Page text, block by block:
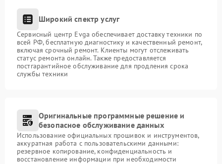
Широкий спектр услуг
Сервисный центр Evga обеспечивает доставку техники по
всей РФ, бесплатную диагностику и качественный ремонт,
включая срочный ремонт. Клиенты могут отслеживать
статус ремонта онлайн. Также предоставляется
постгарантийное обслуживание для продления срока
службы техники
Оригинальные программные решение и
безопасное обслуживание данных
Использование официальных прошивок и инструментов,
аккуратная работа с пользовательскими данными:
резервное копирование, конфиденциальность и
восстановление информации при необходимости